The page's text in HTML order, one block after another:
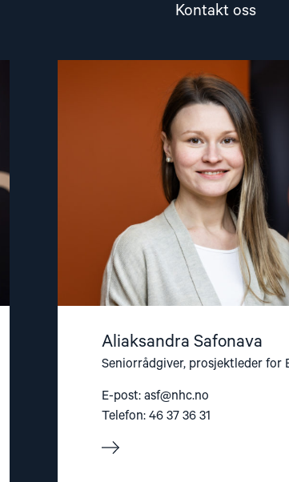
Kontakt oss
Aliaksandra Safonava
Seniorrådgiver, prosjektleder for
E-post: asf@nhc.no
Telefon: 46 37 36 31
article
"Aliaksandra
Safonava"